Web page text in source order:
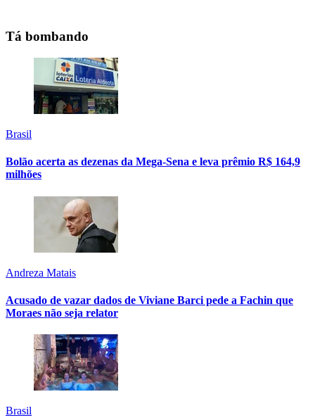
Tá bombando
Brasil
Bolão acerta as dezenas da Mega-Sena e leva prêmio R$ 164,9
milhões
Andreza Matais
Acusado de vazar dados de Viviane Barci pede a Fachin que
Moraes não seja relator
Brasil